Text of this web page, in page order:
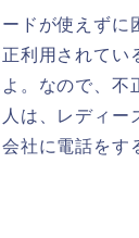
ドが使えずに
利用されてい
。なので、不
は、レディー
社に電話をす